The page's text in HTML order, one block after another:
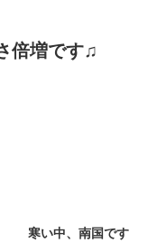
倍増です♫
寒い中、南国です